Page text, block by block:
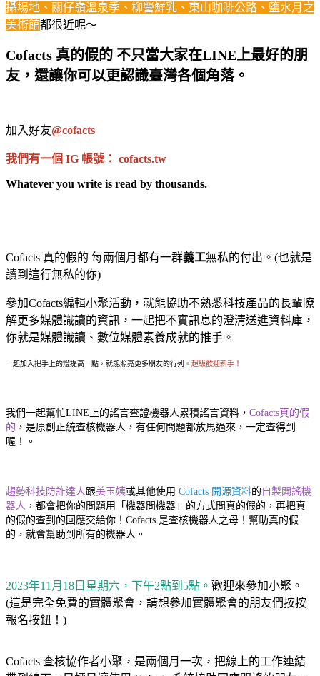
攝場地、關仔嶺溫泉季、柳營鮮乳、東山咖啡公路、鹽水月之
美術館都很近呢～
Cofacts 真的假的 不只當大家在LINE上最好的朋
友，還讓你可以更認識臺灣各個角落。
加入好友@cofacts
我們有一個 IG 帳號： cofacts.tw
Whatever you write is read by thousands.
Cofacts 真的假的 每兩個月都有一群義工無私的付出 。(也就是
讀到這行無私的你)
參加Cofacts編輯小聚活動，就能協助不熟悉科技產品的長輩瞭
解更多媒體識讀的資訊，一起把不實訊息的澄清送進資料庫，
你就是媒體識讀、數位媒體素養成就的推手。
一起加入把手上的燈提高一點，就能照亮更多朋友的行列。 超級歡迎新手！
我們一起幫忙LINE上的謠言查證機器人累積謠言資料， Cofacts真的假
的 ，是原創正統查核機器人，有任何問題都放馬過來，一定查得到
喔！。
趨勢科技防詐達人 跟美玉姨或其他使用 Cofacts 開源資料的 自製闢謠機
器人 ，都會把你的問題用「機器問機器」的方式問真的假的，再把真
的假的查到的回應交給你！Cofacts 是查核機器人之母！幫助真的假
的，就會幫助到所有的機器人。
2023年11月18日星期六，下午2點到5點。 歡迎來參加小聚。
(這是完全免費的實體聚會，請想參加實體聚會的朋友們按按
報名按鈕！)
Cofacts 查核協作者小聚，是兩個月一次，把線上的工作連結